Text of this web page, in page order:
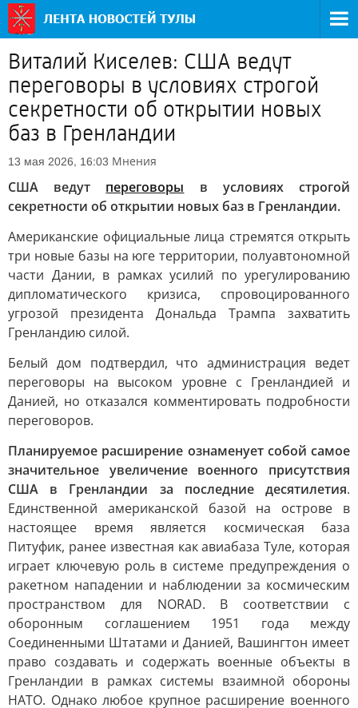
Виталий Киселев: США ведут
переговоры в условиях строгой
секретности об открытии новых
баз в Гренландии
13 мая 2026, 16:03 Мнения
США ведут переговоры в условиях строгой
секретности об открытии новых баз в Гренландии.
Американские официальные лица стремятся открыть
три новые базы на юге территории, полуавтономной
части Дании, в рамках усилий по урегулированию
дипломатического кризиса, спровоцированного
угрозой президента Дональда Трампа захватить
Гренландию силой.
Белый дом подтвердил, что администрация ведет
переговоры на высоком уровне с Гренландией и
Данией, но отказался комментировать подробности
переговоров.
Планируемое расширение ознаменует собой самое
значительное увеличение военного присутствия
США в Гренландии за последние десятилетия.
Единственной американской базой на острове в
настоящее время является космическая база
Питуфик, ранее известная как авиабаза Туле, которая
играет ключевую роль в системе предупреждения о
ракетном нападении и наблюдении за космическим
пространством для NORAD. В соответствии с
оборонным соглашением 1951 года между
Соединенными Штатами и Данией, Вашингтон имеет
право создавать и содержать военные объекты в
Гренландии в рамках системы взаимной обороны
НАТО. Однако любое крупное расширение военного